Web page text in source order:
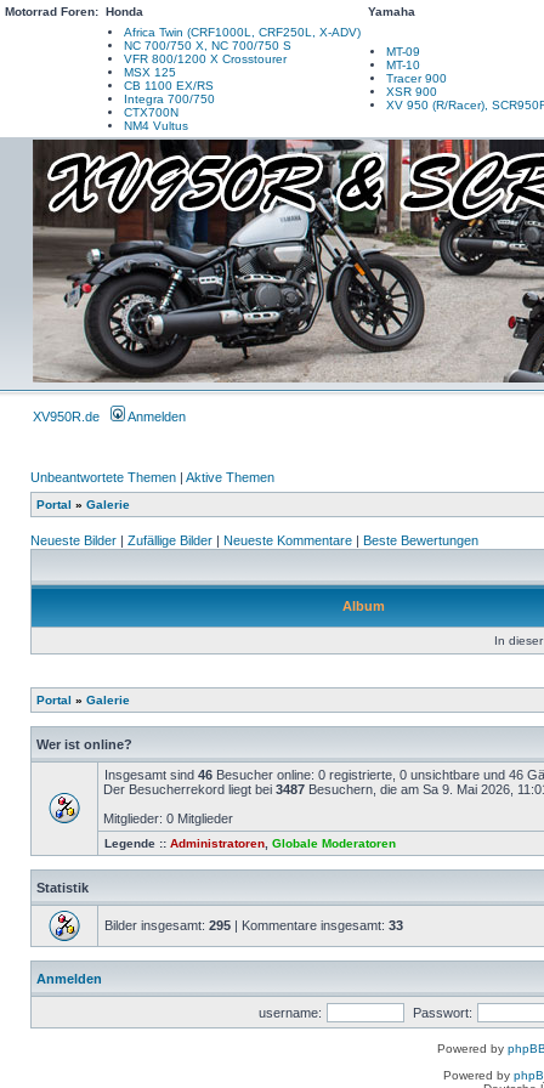
Motorrad Foren: Honda
Yamaha
Africa Twin (CRF1000L, CRF250L, X-ADV)
NC 700/750 X, NC 700/750 S
VFR 800/1200 X Crosstourer
MSX 125
CB 1100 EX/RS
Integra 700/750
CTX700N
NM4 Vultus
MT-09
MT-10
Tracer 900
XSR 900
XV 950 (R/Racer),
XV950R.de Anmelden
Unbeantwortete Themen | Aktive Themen
Portal » Galerie
Neueste Bilder | Zufällige Bilder | Neueste Kommentare | Beste Bewertungen
Album
In
Portal » Galerie
Wer ist online?
Insgesamt sind 46 Besucher online: 0 registrierte, 0 unsichtbare und 46
Der Besucherrekord liegt bei 3487 Besuchern, die am Sa 9. Mai 2026,
Mitglieder: 0 Mitglieder
Legende :: Administratoren Globale Moderatoren
Statistik
Bilder insgesamt: 295 | Kommentare insgesamt: 33
Anmelden
username: Passwort:
Powered by
Powered by